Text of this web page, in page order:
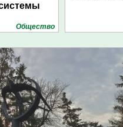
Общество